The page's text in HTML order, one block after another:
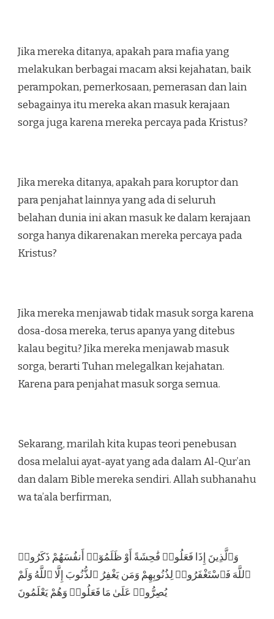
Jika mereka ditanya, apakah para mafia yang
melakukan berbagai macam aksi kejahatan, baik
perampokan, pemerkosaan, pemerasan dan lain
sebagainya itu mereka akan masuk kerajaan
sorga juga karena mereka percaya pada Kristus?
Jika mereka ditanya, apakah para koruptor dan
para penjahat lainnya yang ada di seluruh
belahan dunia ini akan masuk ke dalam kerajaan
sorga hanya dikarenakan mereka percaya pada
Kristus?
Jika mereka menjawab tidak masuk sorga karena
dosa-dosa mereka, terus apanya yang ditebus
kalau begitu? Jika mereka menjawab masuk
sorga, berarti Tuhan melegalkan kejahatan.
Karena para penjahat masuk sorga semua.
Sekarang, marilah kita kupas teori penebusan
dosa melalui ayat-ayat yang ada dalam Al-Qur’an
dan dalam Bible mereka sendiri. Allah subhanahu
wa ta’ala berfirman,
وَٱلَّذِينَ إِذَا فَعَلُوا۟ فَٰحِشَةً أَوْ ظَلَمُوٓا۟ أَنفُسَهُمْ ذَكَرُوا۟
ٱللَّهَ فَٱسْتَغْفَرُوا۟ لِذُنُوبِهِمْ وَمَن يَغْفِرُ ٱلذُّنُوبَ إِلَّا ٱللَّهُ وَلَمْ
يُصِرُّوا۟ عَلَىٰ مَا فَعَلُوا۟ وَهُمْ يَعْلَمُونَ